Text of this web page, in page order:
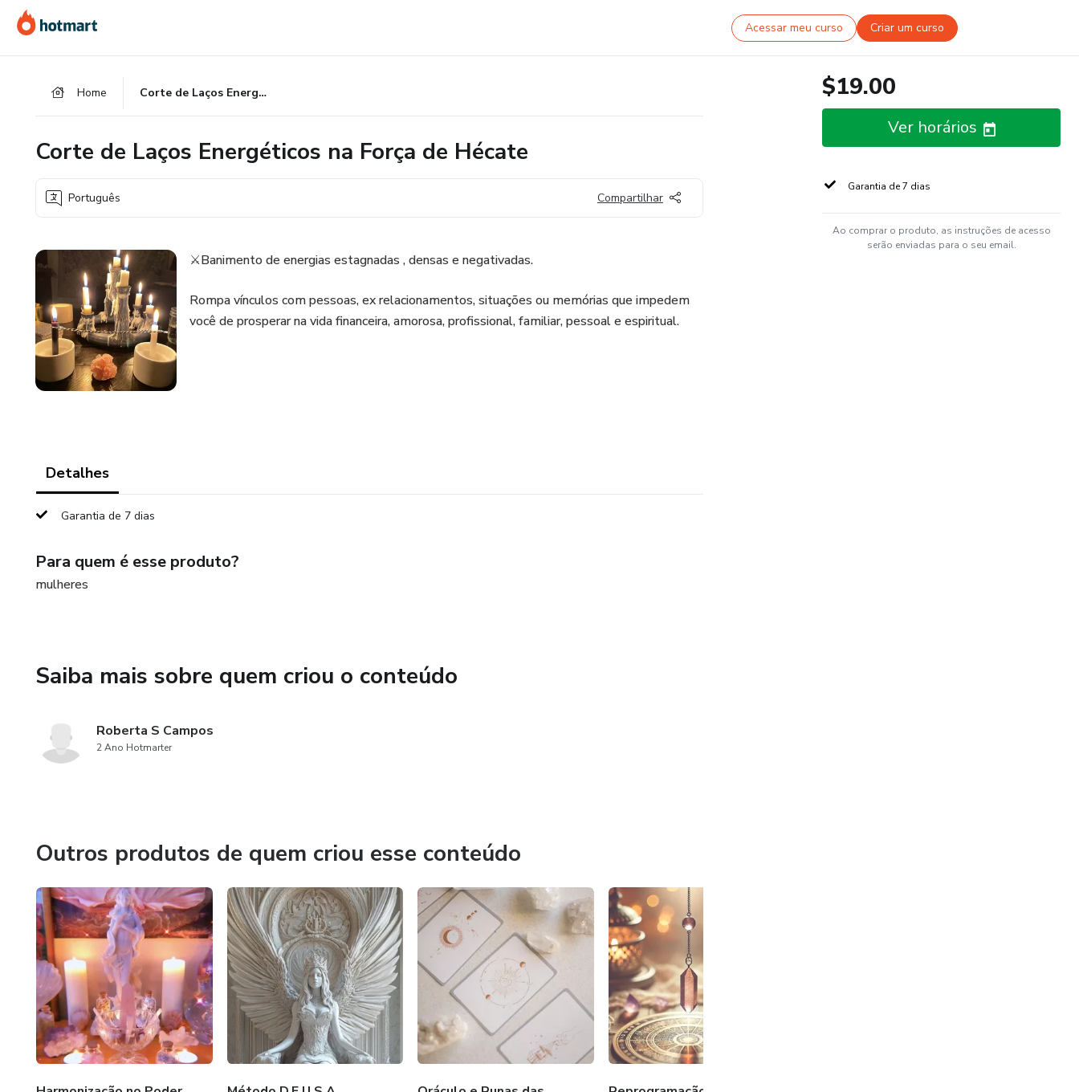
para
o
para
o
para
o
Acessar meu curso Criar um curso
Home Corte de Laços Energéticos na Força de Hécate
Corte de Laços Energéticos na Força de Hécate
Português Compartilhar
⚔️Banimento de energias estagnadas , densas e negativadas.
Rompa vínculos com pessoas, ex relacionamentos, situações ou memórias que impedem
você de prosperar na vida financeira, amorosa, profissional, familiar, pessoal e espiritual.
Detalhes
Garantia de 7 dias
Para quem é esse produto?
mulheres
Saiba mais sobre quem criou o conteúdo
Roberta S Campos
2 Ano Hotmarter
Outros produtos de quem criou esse conteúdo
$19.00
Ver horários
Garantia de 7 dias
Ao comprar o produto, as instruções de acesso
serão enviadas para o seu email.